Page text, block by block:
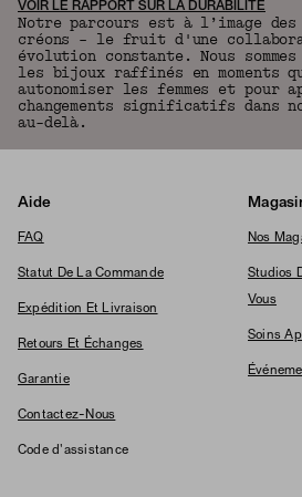
VOIR LE RAPPORT SUR LA DURABILITÉ
Notre parcours est à l’image
créons – le fruit d'une
évolution constante. Nous
les bijoux raffinés en moments
autonomiser les femmes et pour
changements significatifs dans
au-delà.
Aide
FAQ
Statut De La Commande
Expédition Et Livraison
Retours Et Échanges
Garantie
Contactez-Nous
Code d'assistance
Nos
Studios
Vous
Soins